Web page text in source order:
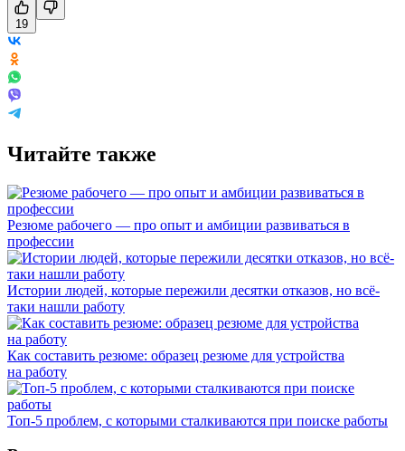
19
Читайте также
Резюме рабочего — про опыт и амбиции развиваться в
профессии
Истории людей, которые пережили десятки отказов, но всё-
таки нашли работу
Как составить резюме: образец резюме для устройства
на работу
Топ-5 проблем, с которыми сталкиваются при поиске работы